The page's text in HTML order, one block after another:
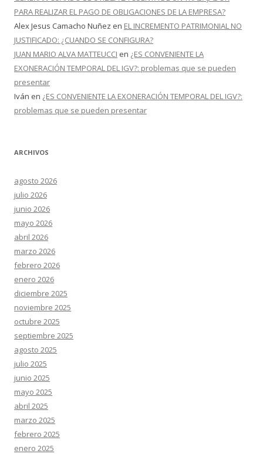
PARA REALIZAR EL PAGO DE OBLIGACIONES DE LA EMPRESA?
Alex Jesus Camacho Nuñez en EL INCREMENTO PATRIMONIAL NO
JUSTIFICADO: ¿CUANDO SE CONFIGURA?
JUAN MARIO ALVA MATTEUCCI en ¿ES CONVENIENTE LA
EXONERACIÓN TEMPORAL DEL IGV?: problemas que se pueden
presentar
Iván en ¿ES CONVENIENTE LA EXONERACIÓN TEMPORAL DEL IGV?:
problemas que se pueden presentar
ARCHIVOS
agosto 2026
julio 2026
junio 2026
mayo 2026
abril 2026
marzo 2026
febrero 2026
enero 2026
diciembre 2025
noviembre 2025
octubre 2025
septiembre 2025
agosto 2025
julio 2025
junio 2025
mayo 2025
abril 2025
marzo 2025
febrero 2025
enero 2025